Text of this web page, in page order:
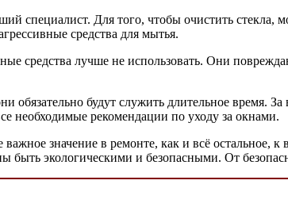
специалист. Для того, чтобы очистить
средства для мытья.
средства лучше не использовать. Они
будут служить длительное время.
необходимые рекомендации по уходу за окнами.
значение в ремонте, как и всё остальное, к
экологическими и безопасными. От